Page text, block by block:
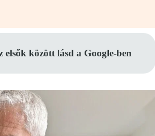
között lásd a Google-ben